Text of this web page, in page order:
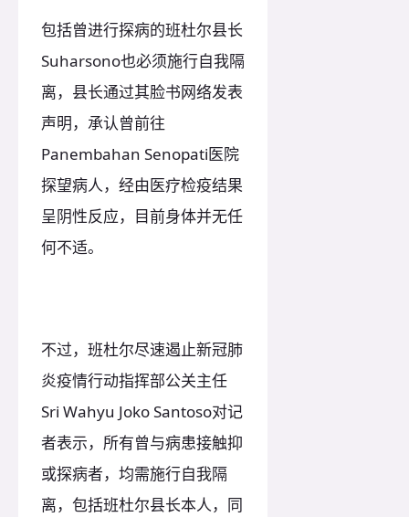
包括曾进行探病的班杜尔县长
Suharsono也必须施行自我隔
离，县长通过其脸书网络发表
声明，承认曾前往
Panembahan Senopati医院
探望病人，经由医疗检疫结果
呈阴性反应，目前身体并无任
何不适。
不过，班杜尔尽速遏止新冠肺
炎疫情行动指挥部公关主任
Sri Wahyu Joko Santoso对记
者表示，所有曾与病患接触抑
或探病者，均需施行自我隔
离，包括班杜尔县长本人，同